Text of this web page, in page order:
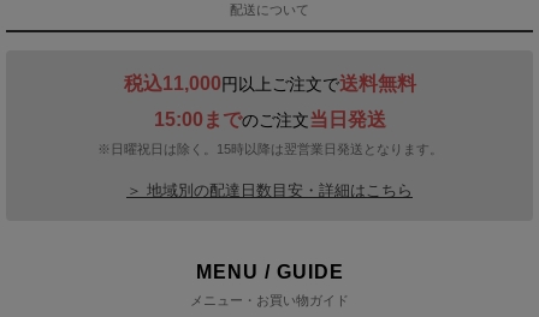
配送について
税込11,000円以上ご注文で送料無料
15:00までのご注文当日発送
※日曜祝日は除く。15時以降は翌営業日発送となります。
＞ 地域別の配達日数目安・詳細はこちら
MENU / GUIDE
メニュー・お買い物ガイド